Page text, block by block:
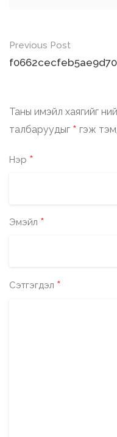
Post
navigation
Previous Post
Таны имэйл хаягийг
талбаруудыг * гэж
Нэр *
Эмэйл *
Сэтгэгдэл *